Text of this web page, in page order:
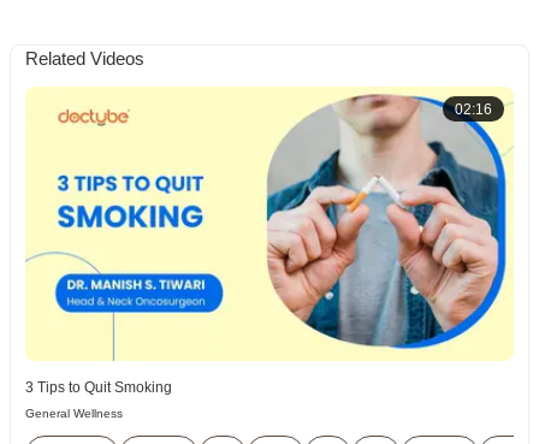
Related Videos
02:16
3 Tips to Quit Smoking
General Wellness